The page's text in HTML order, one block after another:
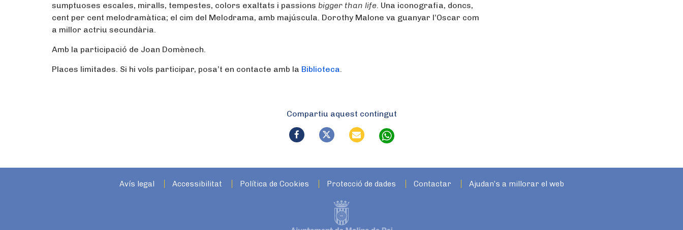
sumptuoses escales, miralls, tempestes, colors exaltats i passions bigger than life. Una iconografia, doncs,
cent per cent melodramàtica; el cim del Melodrama, amb majúscula. Dorothy Malone va guanyar l’Oscar com
a millor actriu secundària.
Amb la participació de Joan Domènech.
Places limitades. Si hi vols participar, posa’t en contacte amb la Biblioteca.
Compartiu aquest contingut
Avís legal Accessibilitat Política de Cookies Protecció de dades Contactar Ajudan’s a millorar el web